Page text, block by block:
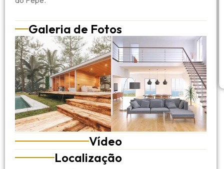
Galeria de Fotos
Vídeo
Localização